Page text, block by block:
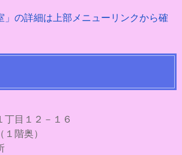
」の詳細は上部メニューリンクから確
丁目１２－１６
階奥）